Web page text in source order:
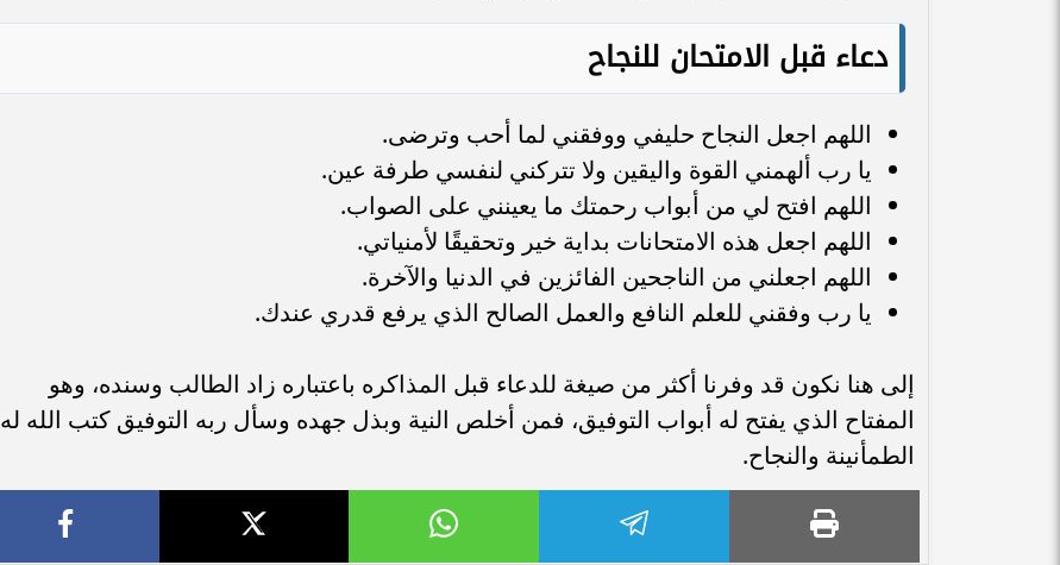
دعاء قبل الامتحان للنجاح
اللهم اجعل النجاح حليفي ووفقني لما أحب وترضى.
يا رب ألهمني القوة واليقين ولا تتركني لنفسي طرفة عين.
اللهم افتح لي من أبواب رحمتك ما يعينني على الصواب.
اللهم اجعل هذه الامتحانات بداية خير وتحقيقًا لأمنياتي.
اللهم اجعلني من الناجحين الفائزين في الدنيا والآخرة.
يا رب وفقني للعلم النافع والعمل الصالح الذي يرفع قدري عندك.
إلى هنا نكون قد وفرنا أكثر من صيغة للدعاء قبل المذاكره باعتباره زاد الطالب وسنده، وهو
المفتاح الذي يفتح له أبواب التوفيق، فمن أخلص النية وبذل جهده وسأل ربه التوفيق كتب الله له
الطمأنينة والنجاح.